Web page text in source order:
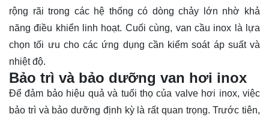
rộng rãi trong các hệ thống có dòng chảy lớn nhờ khả
năng điều khiển linh hoạt. Cuối cùng, van cầu inox là lựa
chọn tối ưu cho các ứng dụng cần kiểm soát áp suất và
nhiệt độ.
Bảo trì và bảo dưỡng van hơi inox
Để đảm bảo hiệu quả và tuổi thọ của valve hơi inox, việc
bảo trì và bảo dưỡng định kỳ là rất quan trọng. Trước tiên,